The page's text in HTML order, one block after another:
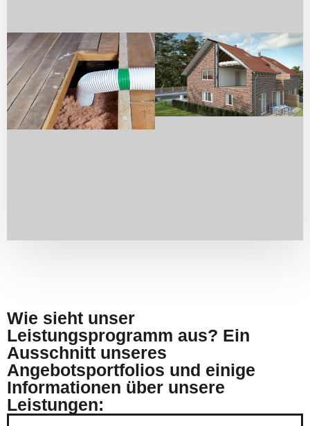
Wie sieht unser
Leistungsprogramm aus? Ein
Ausschnitt unseres
Angebotsportfolios und einige
Informationen über unsere
Leistungen: